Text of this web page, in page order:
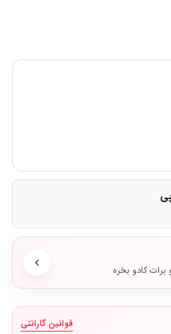
کادو بخره
قوانین گارانتی